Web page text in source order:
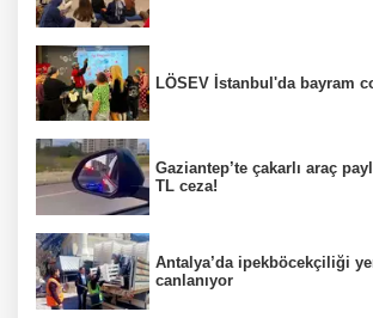
LÖSEV İstanbul'da bayram
Gaziantep’te çakarlı araç
TL ceza!
Antalya’da ipekböcekçiliği
canlanıyor